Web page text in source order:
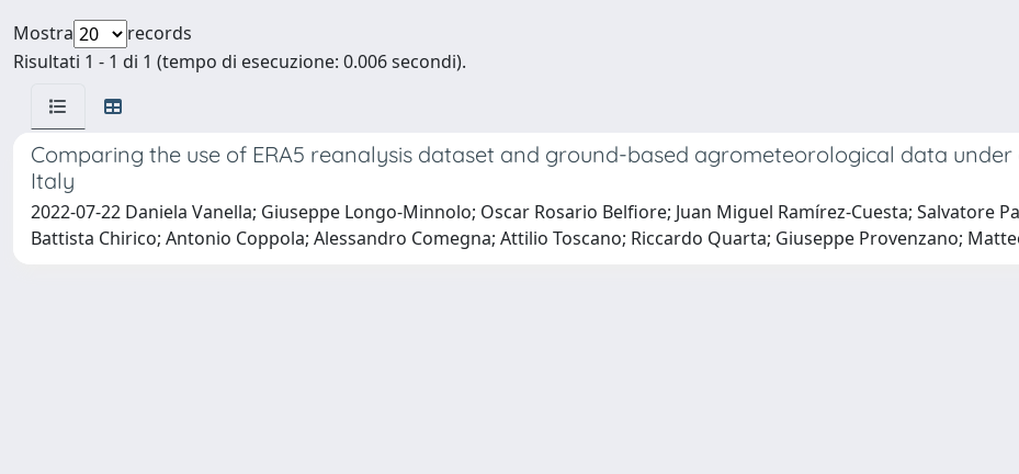
Mostra
records
Risultati 1 - 1 di 1 (tempo di esecuzione: 0.006 secondi).
Comparing the use of ERA5 reanalysis dataset and ground-based agrometeorological data
Italy
2022-07-22 Daniela Vanella; Giuseppe Longo-Minnolo; Oscar Rosario Belfiore; Juan Miguel Ramírez-Cuesta; Salvatore
Battista Chirico; Antonio Coppola; Alessandro Comegna; Attilio Toscano; Riccardo Quarta; Giuseppe Provenzano;